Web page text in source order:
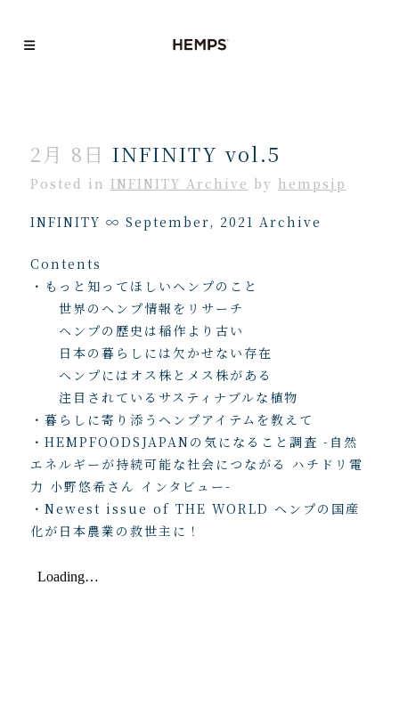
2月 8日 INFINITY vol.5
Posted in INFINITY Archive by hempsjp
INFINITY ∞ September, 2021 Archive
Contents
・もっと知ってほしいヘンプのこと
世界のヘンプ情報をリサーチ
ヘンプの歴史は稲作より古い
日本の暮らしには欠かせない存在
ヘンプにはオス株とメス株がある
注目されているサスティナブルな植物
・暮らしに寄り添うヘンプアイテムを教えて
・HEMPFOODSJAPANの気になること調査 -自然
エネルギーが持続可能な社会につながる ハチドリ電
力 小野悠希さん インタビュー-
・Newest issue of THE WORLD ヘンプの国産
化が日本農業の救世主に！